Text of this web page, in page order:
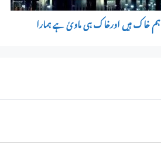
ہم خاک ہیں اورخاک ہی ماویٰ ہے ہمارا